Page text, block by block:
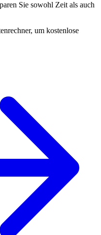
Sie sowohl Zeit als auch
um kostenlose